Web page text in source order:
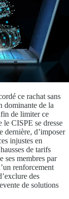
ce rachat sans
dominante de la
de limiter ce
le CISPE se dresse
dernière, d’imposer
injustes en
de tarifs
ses membres par
renforcement
des
de solutions